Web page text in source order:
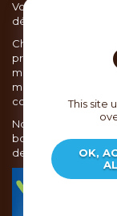
Vous recherchez
délicieux plats ou
Chez TOC,
proposons une
marques de
matériel de
coutellerie, set
Nous vous
boutiques, mais
de cuisine en ligne
This site
OK,